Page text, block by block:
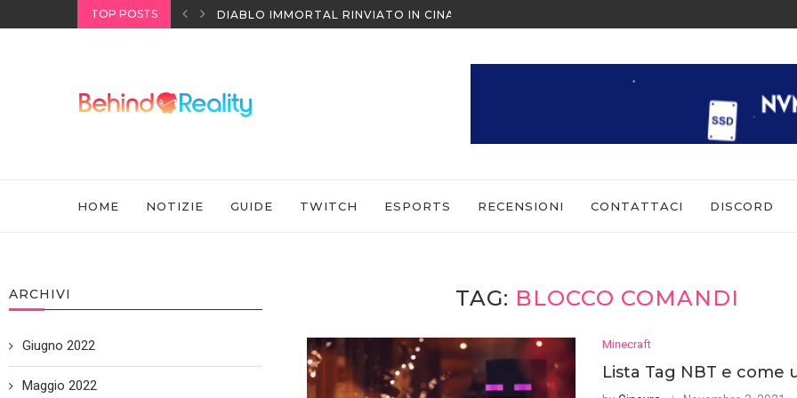
TOP POSTS
SONY DIABLO IMMORTAL RINVIATO IN CINA ALL’ULTIMO MOMENTO
HOME NOTIZIE GUIDE TWITCH ESPORTS RECENSIONI CONTATTACI DISCORD
TAG: BLOCCO COMANDI
Minecraft
Lista Tag NBT e come
ARCHIVI
Giugno 2022
Maggio 2022